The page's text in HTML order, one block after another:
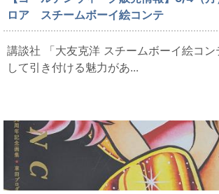
ロア スチームボーイ絵コンテ
講談社 「大友克洋 スチームボーイ絵コン
して引き付ける魅力があ...